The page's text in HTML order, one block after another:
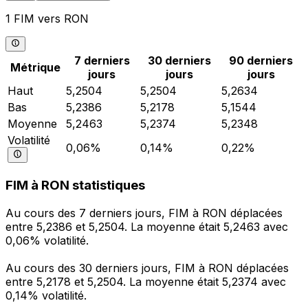
1 FIM vers RON
Métrique
7 derniers
jours
30 derniers
jours
90 derniers
jours
Haut
5,2504 5,2504
5,2634
Bas
5,2386 5,2178
5,1544
Moyenne
5,2463 5,2374
5,2348
Volatilité
0,06% 0,14% 0,22%
FIM à RON statistiques
Au cours des 7 derniers jours, FIM à RON déplacées
entre 5,2386 et 5,2504. La moyenne était 5,2463 avec
0,06% volatilité.
Au cours des 30 derniers jours, FIM à RON déplacées
entre 5,2178 et 5,2504. La moyenne était 5,2374 avec
0,14% volatilité.